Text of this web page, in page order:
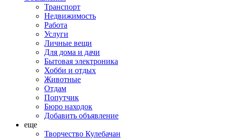
Транспорт
Недвижимость
Работа
Услуги
Личные вещи
Для дома и дачи
Бытовая электроника
Хобби и отдых
Животные
Отдам
Попутчик
Бюро находок
Добавить объявление
еще
Творчество Кулебачан